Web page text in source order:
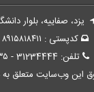
یزد، صفاییه، بلوار
کدپستی : ۸۹۱۵۸۱۸۴۱۱
تلفن: 31234444 - ۰۳۵
این وب‌سایت متعلق به